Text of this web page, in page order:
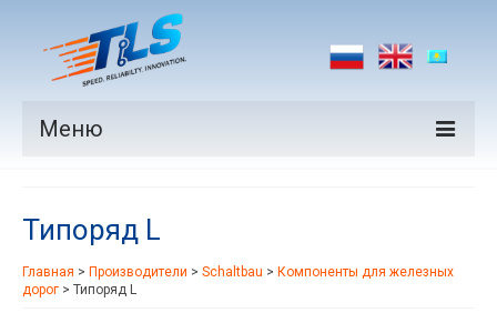
Меню
Производители
Рынки
Типоряд L
Главная > Производители > Schaltbau > Компоненты для железных
дорог > Типоряд L